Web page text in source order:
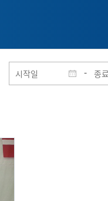
홈페이지 통합검색
-